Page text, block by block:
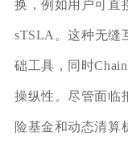
换，例如用户可直
sTSLA。这种无缝
础工具，同时
操纵性。尽管面临
险基金和动态清算